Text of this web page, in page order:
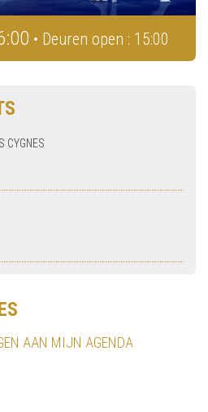
• Deuren open : 15:00
CYGNES
AAN MIJN AGENDA